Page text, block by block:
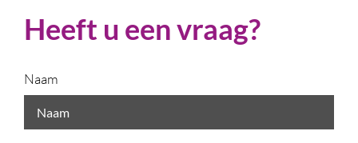
Heeft u een vraag?
Naam